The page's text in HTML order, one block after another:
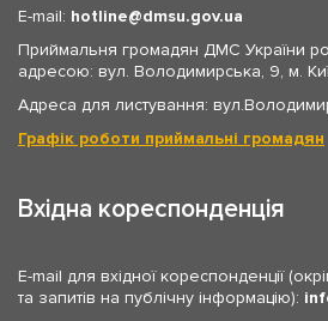
E-mail: hotline
dmsu.gov.ua
Приймальня громадян ДМС України
адресою: вул. Володимирська, 9, м.
Адреса для листування:
Графік роботи приймальні громадян
Вхідна кореспонденція
E-mail для вхідної кореспонденції
та запитів на публічну інформацію):